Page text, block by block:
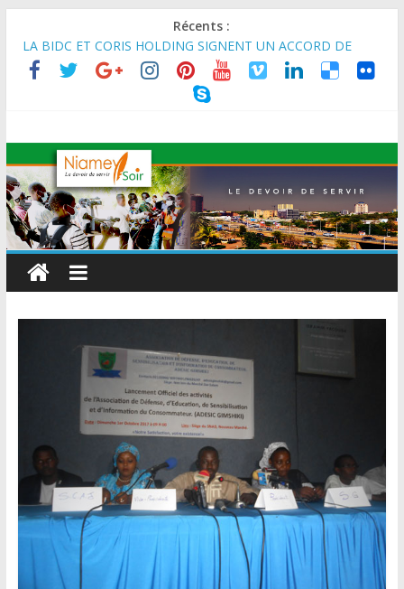
Récents :
MARADI : Le Président de la République, Chef de l’État, S.E le
Général d’Armée Abdourahamane Tiani, est arrivé à Maradi
pour la célébration de la 3ᵉ édition de la Journée Nationale de
LA BIDC ET CORIS HOLDING SIGNENT UN ACCORD DE
RENFORCER LES CHAÎNES DE VALEUR ALIMENTAIRES,
ÉNERGÉTIQUES ET AGRICOLES EN AFRIQUE DE L’OUEST
SEMAINE DU KAWAR 2026: Le Ministre de l’Intérieur, le
Général de Division Mohamed TOUMBA a reçu en audience
son homologue du Burkina Faso et délégation du Kawar.
BANQUE MONDIALE : L’IA offre un levier vital aux économies
en développement en panne de croissance (Communiqué)
AES : Le Chef de l’Etat a reçu en audience à Maradi les